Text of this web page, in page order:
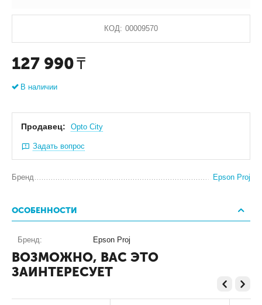
КОД: 00009570
127 990 ₸
В наличии
Продавец: Оpto City
Задать вопрос
Бренд Epson Proj
ОСОБЕННОСТИ
Бренд: Epson Proj
ВОЗМОЖНО, ВАС ЭТО
ЗАИНТЕРЕСУЕТ